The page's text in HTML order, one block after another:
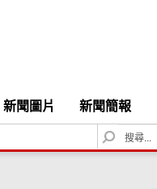
新聞圖片 新聞簡報
S
e